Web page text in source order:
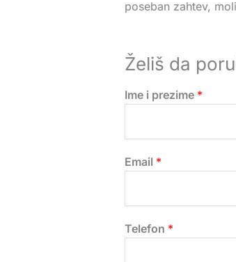
poseban zahtev,
Želiš da
Ime i prezime *
Email *
Telefon *